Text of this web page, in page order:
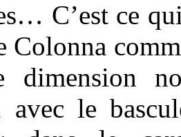
C’est ce
Colonna
dimension
avec le